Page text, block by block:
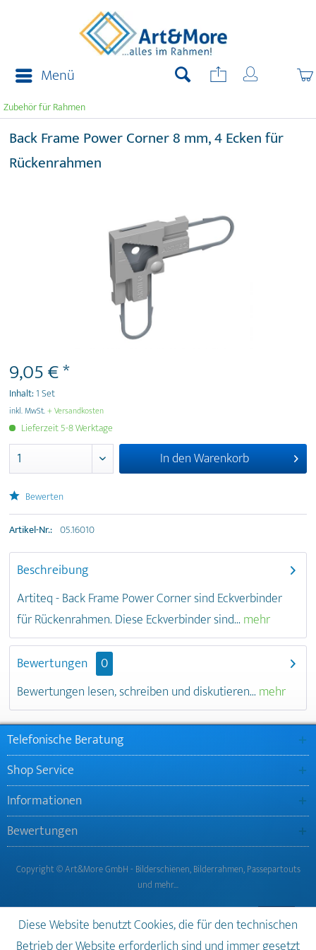
Menü
Zubehör für Rahmen
Back Frame Power Corner 8 mm, 4 Ecken für
Rückenrahmen
9,05 € *
Inhalt:1 Set
inkl. MwSt.+ Versandkosten
Lieferzeit 5-8 Werktage
In denWarenkorb
Bewerten
Artikel-Nr.: 05.16010
Beschreibung
Artiteq - Back Frame Power Corner sind Eckverbinder
für Rückenrahmen. Diese Eckverbinder sind... mehr
Bewertungen
0
Bewertungen lesen, schreiben und diskutieren... mehr
Telefonische Beratung
Shop Service
Informationen
Bewertungen
Copyright © Art&More GmbH - Bilderschienen, Bilderrahmen, Passepartouts
und mehr…
Diese Website benutzt Cookies, die für den technischen